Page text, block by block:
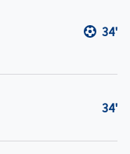
34'
34'